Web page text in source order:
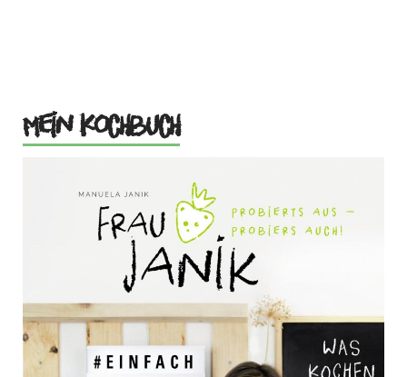
Mein Kochbuch